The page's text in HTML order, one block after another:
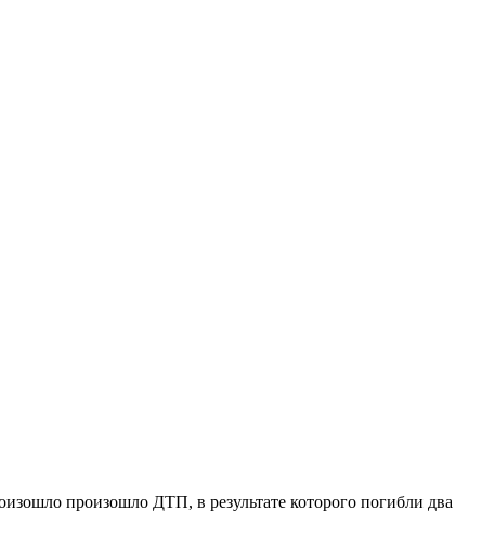
произошло ДТП, в результате которого погибли два